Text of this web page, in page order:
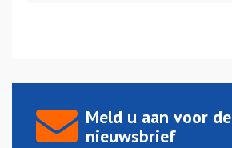
Meld u aan voor de
nieuwsbrief